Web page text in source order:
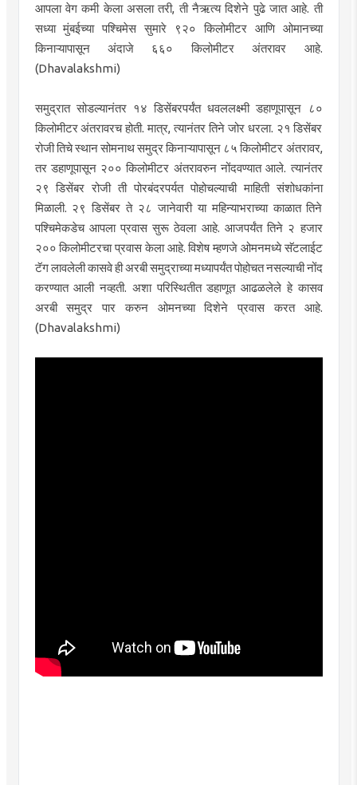
आपला वेग कमी केला असला तरी, ती नैऋत्य दिशेने पुढे जात आहे. ती
सध्या मुंबईच्या पश्चिमेस सुमारे ९२० किलोमीटर आणि ओमानच्या
किनाऱ्यापासून अंदाजे ६६० किलोमीटर अंतरावर आहे.
(Dhavalakshmi)
समुद्रात सोडल्यानंतर १४ डिसेंबरपर्यंत धवललक्ष्मी डहाणूपासून ८०
किलोमीटर अंतरावरच होती. मात्र, त्यानंतर तिने जोर धरला. २१ डिसेंबर
रोजी तिचे स्थान सोमनाथ समुद्र किनाऱ्यापासून ८५ किलोमीटर अंतरावर,
तर डहाणूपासून २०० किलोमीटर अंतरावरुन नोंदवण्यात आले. त्यानंतर
२९ डिसेंबर रोजी ती पोरबंदरपर्यत पोहोचल्याची माहिती संशोधकांना
मिळाली. २९ डिसेंबर ते २८ जानेवारी या महिन्याभराच्या काळात तिने
पश्चिमेकडेच आपला प्रवास सुरू ठेवला आहे. आजपर्यंत तिने २ हजार
२०० किलोमीटरचा प्रवास केला आहे. विशेष म्हणजे ओमनमध्ये सॅटलाईट
टॅग लावलेली कासवे ही अरबी समुद्राच्या मध्यापर्यंत पोहोचत नसल्याची नोंद
करण्यात आली नव्हती. अशा परिस्थितीत डहाणूत आढळलेले हे कासव
अरबी समुद्र पार करुन ओमनच्या दिशेने प्रवास करत आहे.
(Dhavalakshmi)